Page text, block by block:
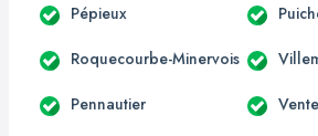
Pépieux
Roquecourbe-Minervois
Pennautier